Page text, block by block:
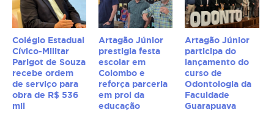
Colégio Estadual
Cívico-Militar
Parigot de Souza
recebe ordem
de serviço para
obra de R$ 536
mil
Artagão Júnior
prestigia festa
escolar em
Colombo e
reforça parceria
em prol da
educação
Artagão Júnior
participa do
lançamento do
curso de
Odontologia da
Faculdade
Guarapuava